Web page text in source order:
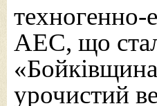
техногенно-
АЕС, що
урочистий